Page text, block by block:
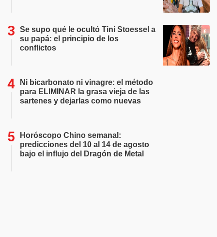
Se supo qué le ocultó Tini Stoessel a
su papá: el principio de los
conflictos
Ni bicarbonato ni vinagre: el método
para ELIMINAR la grasa vieja de las
sartenes y dejarlas como nuevas
Horóscopo Chino semanal:
predicciones del 10 al 14 de agosto
bajo el influjo del Dragón de Metal